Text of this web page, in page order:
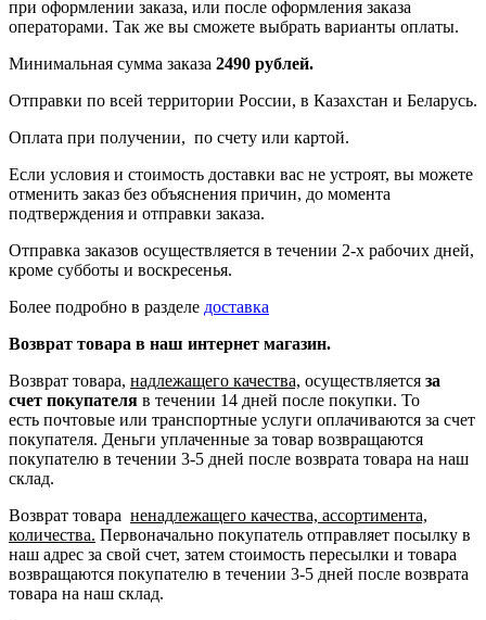
при оформлении заказа, или после оформления заказа
операторами. Так же вы сможете выбрать варианты оплаты.
Минимальная сумма заказа 2490 рублей.
Отправки по всей территории России, в Казахстан и Беларусь.
Оплата при получении, по счету или картой.
Если условия и стоимость доставки вас не устроят, вы можете
отменить заказ без объяснения причин, до момента
подтверждения и отправки заказа.
Отправка заказов осуществляется в течении 2-х рабочих дней,
кроме субботы и воскресенья.
Более подробно в разделе доставка
Возврат товара в наш интернет магазин.
Возврат товара, надлежащего качества, осуществляется за
счет покупателя в течении 14 дней после покупки. То
есть почтовые или транспортные услуги оплачиваются за счет
покупателя. Деньги уплаченные за товар возвращаются
покупателю в течении 3-5 дней после возврата товара на наш
склад.
Возврат товара ненадлежащего качества, ассортимента,
количества. Первоначально покупатель отправляет посылку в
наш адрес за свой счет, затем стоимость пересылки и товара
возвращаются покупателю в течении 3-5 дней после возврата
товара на наш склад.